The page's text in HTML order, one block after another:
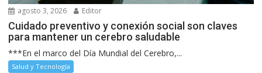
agosto 3, 2026 Editor
Cuidado preventivo y conexión social son claves
para mantener un cerebro saludable
***En el marco del Día Mundial del Cerebro,...
Salud y Tecnología